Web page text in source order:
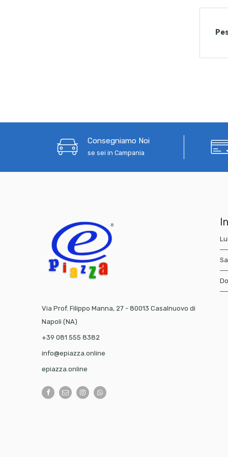
Consegniamo Noi
se sei in Campania
Via Prof. Filippo Manna, 27 - 80013 Casalnuovo di
Napoli (NA)
+39 081 555 8382
info@epiazza.online
epiazza.online